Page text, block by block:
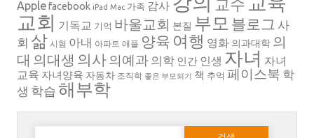
Applefacebook iPad Mac 가족 감사 교수
교회 기독교 기억 바울교회 본질 부모 블로그 사
회 삶 시험 아내 아파트 애플 양육 여행 영화 의과대학 의
대 의대생 의사의예과 의학 인간 인생 자녀 자녀
교육 자녀양육 자동차 조직학 좋은 부모되기 책 추억 페이스북 학
생 학습 해부학
다음 검색: